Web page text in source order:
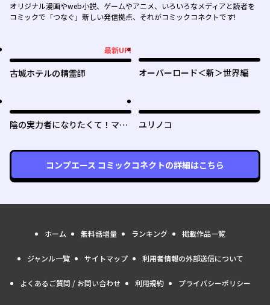
オリジナル漫画やweb小説、ゲームやアニメ、いろいろなメディアと読者を
コミックで「つなぐ」新しい発信拠点、それがコミックコネクトです!
最新UP!
古城ホテルの精霊師 オーバーロード＜新＞世界編
陰の実力者になりたくて！マス
ユリノコ
コンプエース コミックコネクトの詳細はこちら
ホーム 無料話増量 ランキング 掲載作品一覧
ジャンル一覧 サイトマップ 利用者情報の外部送信について
よくあるご質問 / お問い合わせ 利用規約 プライバシーポリシー